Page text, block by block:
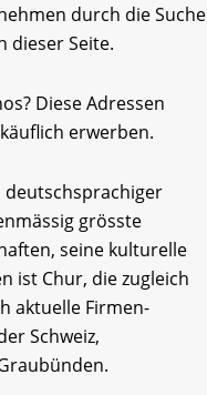
durch die Suche
dieser Seite.
Diese Adressen
käuflich erwerben.
deutschsprachiger
grösste
seine kulturelle
ist Chur, die zugleich
aktuelle Firmen-
Schweiz,